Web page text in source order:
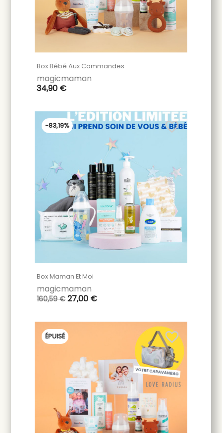
Box Bébé Aux Commandes
magicmaman
34,90 €
Box Maman Et Moi
magicmaman
160,59 € 27,00 €
-83,19% favorite_border
ÉPUISÉ favorite_border